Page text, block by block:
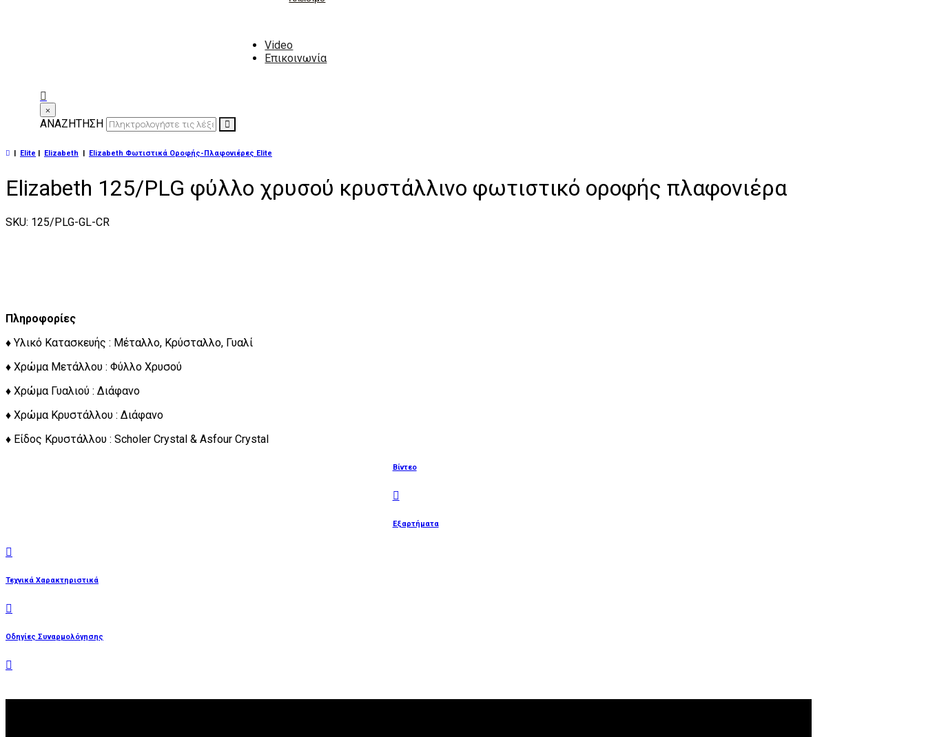
Video
Επικοινωνία
×
ΑΝΑΖΗΤΗΣΗ
| Elite | Elizabeth | Elizabeth Φωτιστικά Οροφής-Πλαφονιέρες Elite
Elizabeth 125/PLG φύλλο χρυσού κρυστάλλινο φωτιστικό οροφής πλαφονιέρα
SKU: 125/PLG-GL-CR
Πληροφορίες
♦ Υλικό Κατασκευής : Μέταλλο, Κρύσταλλο, Γυαλί
♦ Χρώμα Μετάλλου : Φύλλο Χρυσού
♦ Χρώμα Γυαλιού : Διάφανο
♦ Χρώμα Κρυστάλλου : Διάφανο
♦ Είδος Κρυστάλλου : Scholer Crystal & Asfour Crystal
Βίντεο
Εξαρτήματα
Τεχνικά Χαρακτηριστικά
Οδηγίες Συναρμολόγησης